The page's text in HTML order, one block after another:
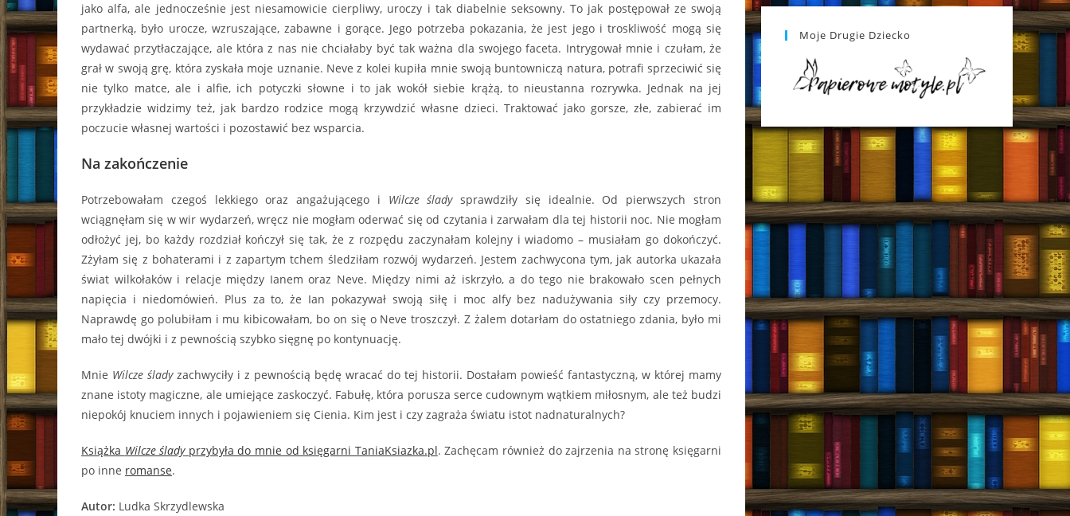
jako alfa, ale jednocześnie jest niesamowicie cierpliwy, uroczy i tak diabelnie seksowny. To jak postępował ze swoją
partnerką, było urocze, wzruszające, zabawne i gorące. Jego potrzeba pokazania, że jest jego i troskliwość mogą się
wydawać przytłaczające, ale która z nas nie chciałaby być tak ważna dla swojego faceta. Intrygował mnie i czułam, że
grał w swoją grę, która zyskała moje uznanie. Neve z kolei kupiła mnie swoją buntowniczą natura, potrafi sprzeciwić się
nie tylko matce, ale i alfie, ich potyczki słowne i to jak wokół siebie krążą, to nieustanna rozrywka. Jednak na jej
przykładzie widzimy też, jak bardzo rodzice mogą krzywdzić własne dzieci. Traktować jako gorsze, złe, zabierać im
poczucie własnej wartości i pozostawić bez wsparcia.
Na zakończenie
Potrzebowałam czegoś lekkiego oraz angażującego i Wilcze śladysprawdziły się idealnie. Od pierwszych stron
wciągnęłam się w wir wydarzeń, wręcz nie mogłam oderwać się od czytania i zarwałam dla tej historii noc. Nie mogłam
odłożyć jej, bo każdy rozdział kończył się tak, że z rozpędu zaczynałam kolejny i wiadomo – musiałam go dokończyć.
Zżyłam się z bohaterami i z zapartym tchem śledziłam rozwój wydarzeń. Jestem zachwycona tym, jak autorka ukazała
świat wilkołaków i relacje między Ianem oraz Neve. Między nimi aż iskrzyło, a do tego nie brakowało scen pełnych
napięcia i niedomówień. Plus za to, że Ian pokazywał swoją siłę i moc alfy bez nadużywania siły czy przemocy.
Naprawdę go polubiłam i mu kibicowałam, bo on się o Neve troszczył. Z żalem dotarłam do ostatniego zdania, było mi
mało tej dwójki i z pewnością szybko sięgnę po kontynuację.
Mnie Wilcze śladyzachwyciły i z pewnością będę wracać do tej historii. Dostałam powieść fantastyczną, w której mamy
znane istoty magiczne, ale umiejące zaskoczyć. Fabułę, która porusza serce cudownym wątkiem miłosnym, ale też budzi
niepokój knuciem innych i pojawieniem się Cienia. Kim jest i czy zagraża światu istot nadnaturalnych?
Książka Wilcze śladyprzybyła do mnie od księgarni TaniaKsiazka.pl. Zachęcam również do zajrzenia na stronę księgarni
po inne romanse.
Autor: Ludka Skrzydlewska
Moje Drugie Dziecko